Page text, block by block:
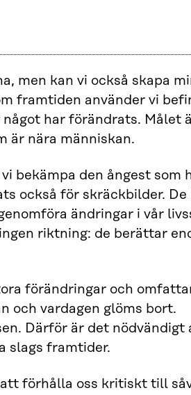
men kan vi också skapa
framtiden använder vi
har förändrats. Målet
är nära människan.
bekämpa den ångest som
också för skräckbilder.
ändringar i vår
riktning: de berättar
förändringar och
och vardagen glöms bort.
Därför är det
slags framtider.
förhålla oss kritiskt till